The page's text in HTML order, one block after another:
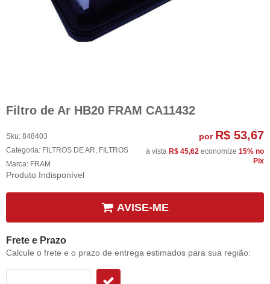
Filtro de Ar HB20 FRAM CA11432
Sku: 848403
Categoria: FILTROS DE AR, FILTROS
Marca: FRAM
Produto Indisponível
por R$ 53,67
à vista R$ 45,62 economize 15% no
Pix
AVISE-ME
Frete e Prazo
Calcule o frete e o prazo de entrega estimados para sua região: